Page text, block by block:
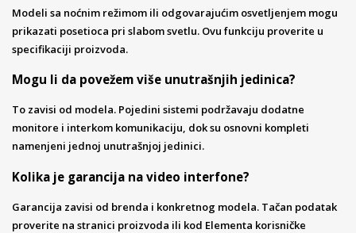
Modeli sa noćnim režimom ili odgovarajućim osvetljenjem mogu
prikazati posetioca pri slabom svetlu. Ovu funkciju proverite u
specifikaciji proizvoda.
Mogu li da povežem više unutrašnjih jedinica?
To zavisi od modela. Pojedini sistemi podržavaju dodatne
monitore i interkom komunikaciju, dok su osnovni kompleti
namenjeni jednoj unutrašnjoj jedinici.
Kolika je garancija na video interfone?
Garancija zavisi od brenda i konkretnog modela. Tačan podatak
proverite na stranici proizvoda ili kod Elementa korisničke